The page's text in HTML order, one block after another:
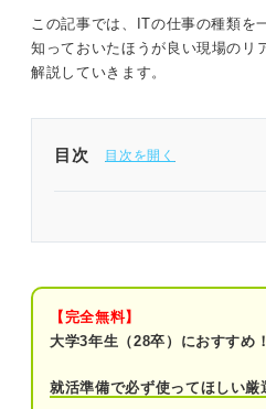
未経験からITの仕事を目指
と学習意欲が重視される。
を高める。
記事の該当箇所を見る
のはたくさんある
この記事では、ITの仕事の種類を
知っておいたほうが良い現場のリ
解説していきます。
目次
ニアになろう
ITの仕事は実は幅広い
たくさんある
前提情報
【完全無料】
大学3年生（28卒）におすすめ！
就活準備で必ず使ってほしい厳